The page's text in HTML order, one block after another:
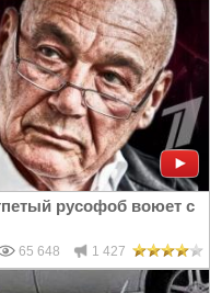
русофоб воюет с
65 648 1 427